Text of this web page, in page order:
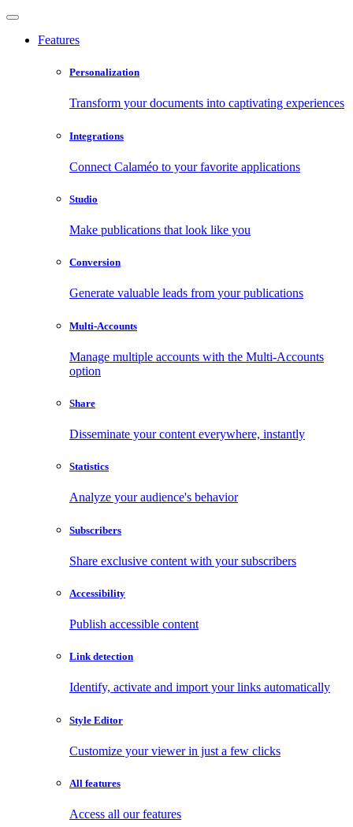
Features
Personalization
Transform your documents into captivating experiences
Integrations
Connect Calaméo to your favorite applications
Studio
Make publications that look like you
Conversion
Generate valuable leads from your publications
Multi-Accounts
Manage multiple accounts with the Multi-Accounts
option
Share
Disseminate your content everywhere, instantly
Statistics
Analyze your audience's behavior
Subscribers
Share exclusive content with your subscribers
Accessibility
Publish accessible content
Link detection
Identify, activate and import your links automatically
Style Editor
Customize your viewer in just a few clicks
All features
Access all our features